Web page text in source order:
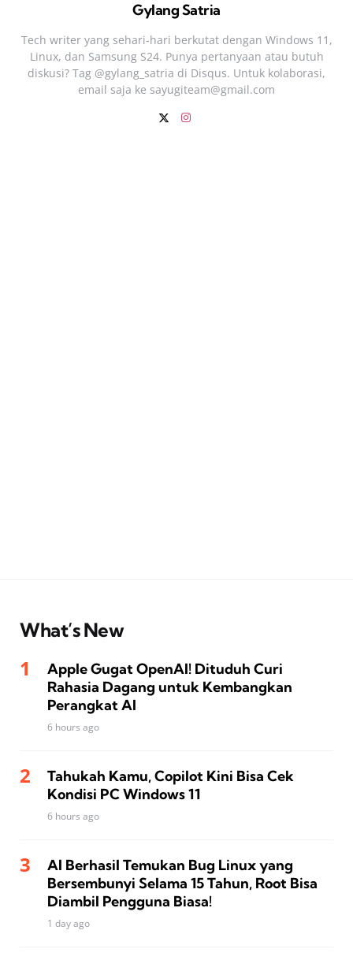
Gylang Satria
Tech writer yang sehari‑hari berkutat dengan Windows 11,
Linux, dan Samsung S24. Punya pertanyaan atau butuh
diskusi? Tag @gylang_satria di Disqus. Untuk kolaborasi,
email saja ke sayugiteam@gmail.com
What’s New
Apple Gugat OpenAI! Dituduh Curi
Rahasia Dagang untuk Kembangkan
Perangkat AI
6 hours ago
Tahukah Kamu, Copilot Kini Bisa Cek
Kondisi PC Windows 11
6 hours ago
AI Berhasil Temukan Bug Linux yang
Bersembunyi Selama 15 Tahun, Root Bisa
Diambil Pengguna Biasa!
1 day ago